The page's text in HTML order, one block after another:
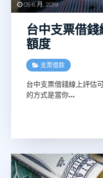
05 6 月, 2019
台中支票借
額度
支票借款
台中支票借錢線上評估
的方式是當你…